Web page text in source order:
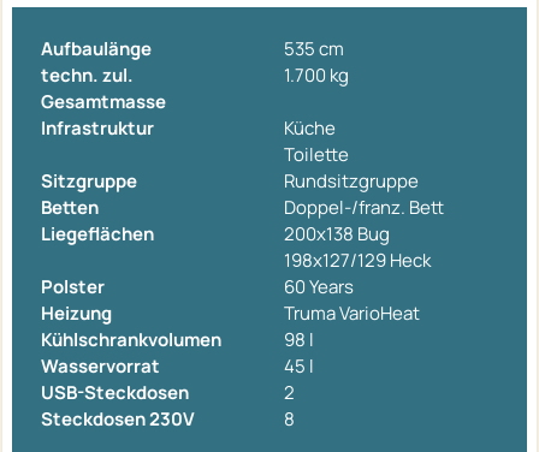
Aufbaulänge
535 cm
techn. zul.
Gesamtmasse
1.700 kg
Infrastruktur
Küche
Toilette
Sitzgruppe
Rundsitzgruppe
Betten
Doppel-/franz. Bett
Liegeflächen
200x138 Bug
198x127/129 Heck
Polster
60 Years
Heizung
Truma VarioHeat
Kühlschrankvolumen
98 l
Wasservorrat
45 l
USB-Steckdosen
2
Steckdosen 230V
8